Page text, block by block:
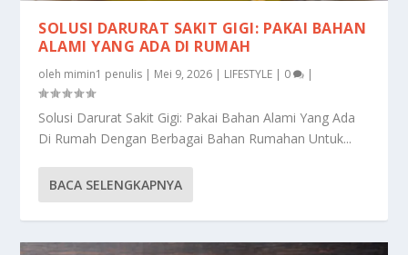
SOLUSI DARURAT SAKIT GIGI: PAKAI BAHAN
ALAMI YANG ADA DI RUMAH
oleh mimin1 penulis | Mei 9, 2026 | LIFESTYLE | 0 |
Solusi Darurat Sakit Gigi: Pakai Bahan Alami Yang Ada
Di Rumah Dengan Berbagai Bahan Rumahan Untuk...
BACA SELENGKAPNYA